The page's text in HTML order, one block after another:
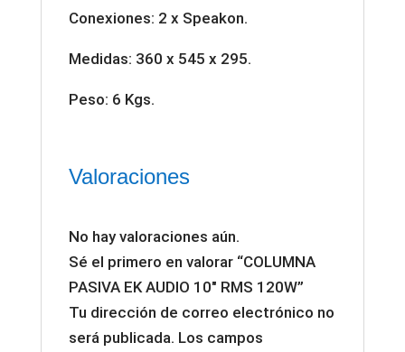
Conexiones: 2 x Speakon.
Medidas: 360 x 545 x 295.
Peso: 6 Kgs.
Valoraciones
No hay valoraciones aún.
Sé el primero en valorar “COLUMNA
PASIVA EK AUDIO 10″ RMS 120W”
Tu dirección de correo electrónico no
será publicada. Los campos